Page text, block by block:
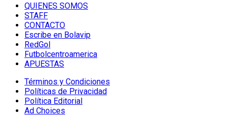
QUIENES SOMOS
STAFF
CONTACTO
Escribe en Bolavip
RedGol
Futbolcentroamerica
APUESTAS
Términos y Condiciones
Políticas de Privacidad
Política Editorial
Ad Choices